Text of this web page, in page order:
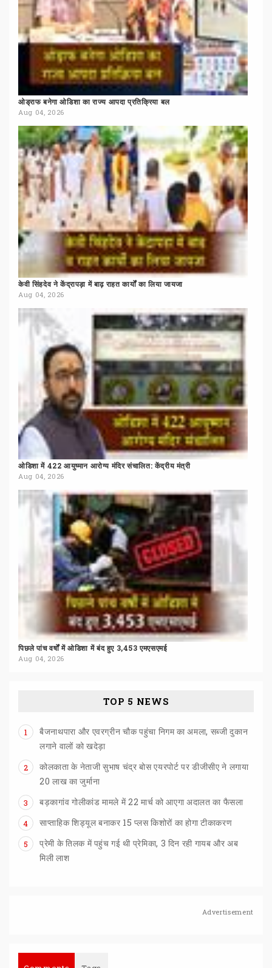
ओड्राफ बनेगा ओडिशा का राज्य आपदा प्रतिक्रिया बल
Aug 04, 2026
केवी सिंहदेव ने केंद्रापड़ा में बाढ़ राहत कार्यों का लिया जायजा
Aug 04, 2026
ओडिशा में 422 आयुष्मान आरोग्य मंदिर संचालित: केंद्रीय मंत्री
Aug 04, 2026
पिछले पांच वर्षों में ओडिशा में बंद हुए 3,453 एमएसएमई
Aug 04, 2026
TOP 5 NEWS
1
बैजनाथपारा और एवरग्रीन चौक पहुंचा निगम का अमला, सब्जी दुकान
लगाने वालों को खदेड़ा
2
कोलकाता के नेताजी सुभाष चंद्र बोस एयरपोर्ट पर डीजीसीए ने लगाया
20 लाख का जुर्माना
3 बड़कागांव गोलीकांड मामले में22 मार्च कोआएगाअदालत का फैसला
4 साप्ताहिकशिड्यूलबनाकर 15 प्लसकिशोरों काहोगाटीकाकरण
5
प्रेमी के तिलक में पहुंच गई थी प्रेमिका, 3 दिन रही गायब और अब
मिली लाश
Advertisement